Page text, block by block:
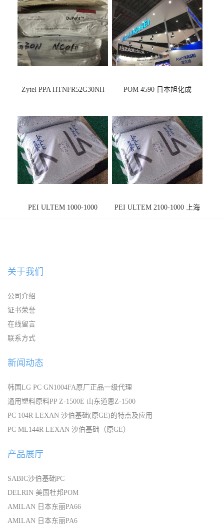
Zytel PPA HTNFR52G30NH POM 4590 日本旭化成
PEI ULTEM 1000-1000
PEI ULTEM 2100-1000 上海
关于我们
公司介绍
证书荣誉
在线留言
联系方式
新闻动态
韩国LG PC GN1004FA原厂正品一级代理
通用塑料原料PP Z-1500E 山东道恩Z-1500
PC 104R LEXAN 沙伯基础(原GE)的特点及应用
PC ML144R LEXAN 沙伯基础（原GE）
产品展厅
SABIC沙伯基础PC
DELRIN 美国杜邦POM
AMILAN 日本东丽PA66
AMILAN 日本东丽PA6